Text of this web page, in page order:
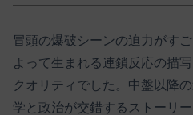
冒頭の爆破シーンの迫力がす
よって生まれる連鎖反応の描
クオリティでした。中盤以降
学と政治が交錯するストーリ